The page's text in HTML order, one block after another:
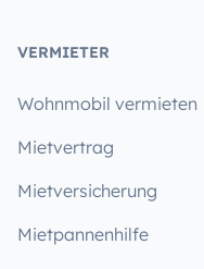
VERMIETER
Wohnmobil vermieten
Mietvertrag
Mietversicherung
Mietpannenhilfe